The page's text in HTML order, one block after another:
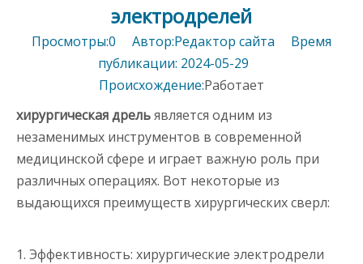
электродрелей
Просмотры:0 Автор:Pедактор сайта Время
публикации: 2024-05-29
Происхождение:Работает
хирургическая дрельявляется одним из
незаменимых инструментов в современной
медицинской сфере и играет важную роль при
различных операциях. Вот некоторые из
выдающихся преимуществ хирургических сверл:
1. Эффективность: хирургические электродрели